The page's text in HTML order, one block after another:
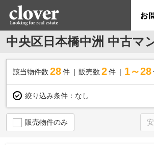
お
中央区日本橋中洲 中古マ
該当物件数 28件 販売数 2 件 1～28
絞り込み条件： なし
販売物件のみ